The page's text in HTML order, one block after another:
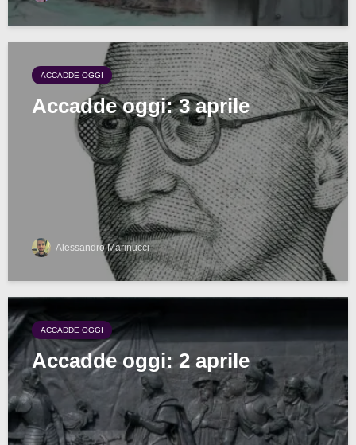
ACCADDE OGGI
Accadde oggi: 3 aprile
Alessandro Marinucci
ACCADDE OGGI
Accadde oggi: 2 aprile